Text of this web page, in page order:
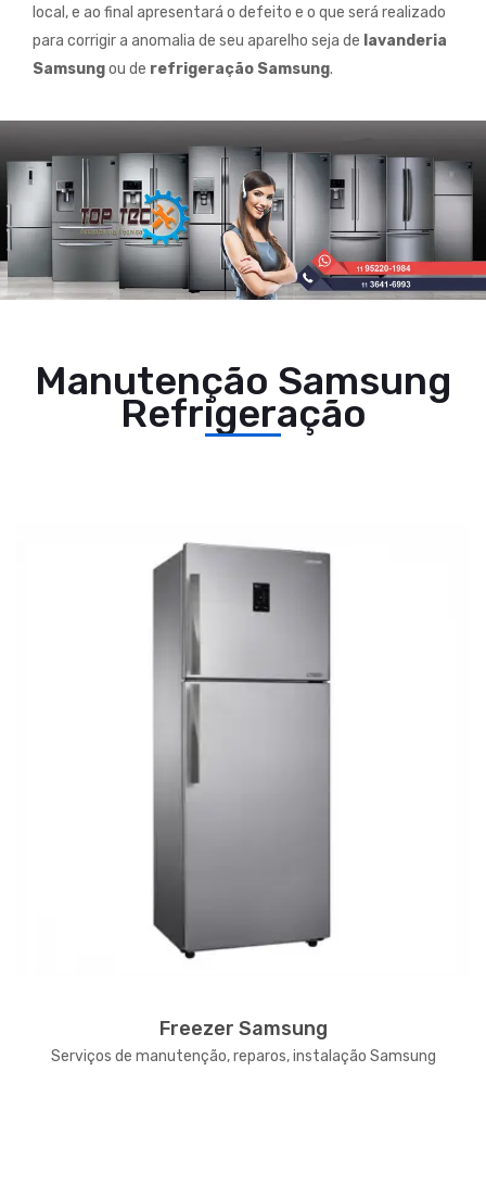
local, e ao final apresentará o defeito e o que será realizado
para corrigir a anomalia de seu aparelho seja de lavanderia
Samsungou de refrigeração Samsung.
Manutenção Samsung
Refrigeração
Freezer Samsung
Serviços de manutenção, reparos, instalação Samsung